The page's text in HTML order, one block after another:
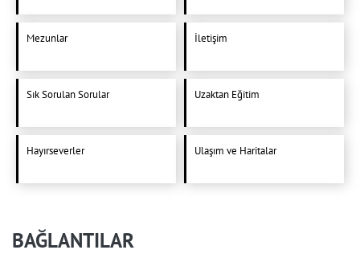
Mezunlar İletişim
Sık Sorulan Sorular Uzaktan Eğitim
Hayırseverler Ulaşım ve Haritalar
BAĞLANTILAR